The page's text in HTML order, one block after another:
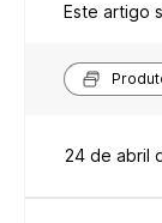
Este artigo
24 de abril